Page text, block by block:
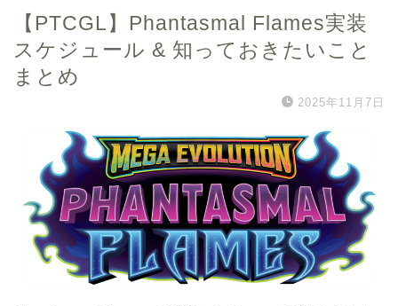
【PTCGL】Phantasmal Flames実装
スケジュール & 知っておきたいこと
まとめ
2025年11月7日